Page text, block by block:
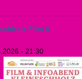
Film &
- 21:30